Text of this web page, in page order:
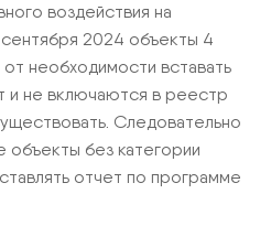
воздействия на
2024 объекты 4
необходимости вставать
и не включаются в реестр
Следовательно
объекты без категории
отчет по программе